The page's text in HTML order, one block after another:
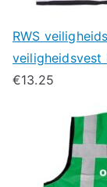
RWS
veiligheidsvest
€13.25